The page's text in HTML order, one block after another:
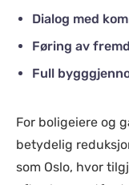
Dialog med
Føring av
Full
For boligeiere og
betydelig
som Oslo, hvor